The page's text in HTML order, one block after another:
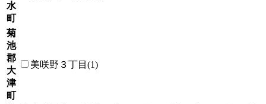
水
町
菊
池
郡
大
津
町
美咲野３丁目(1)